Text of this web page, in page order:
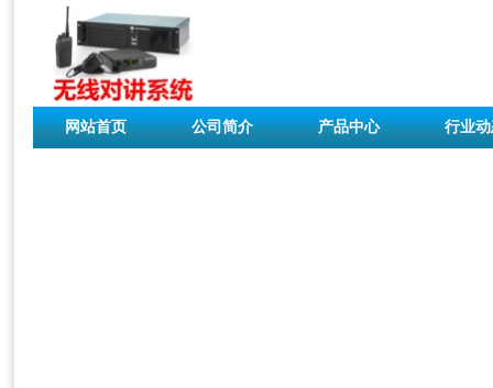
网站首页 公司简介 产品中心 行业